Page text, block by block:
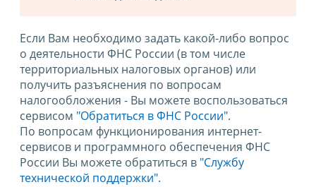
Если Вам необходимо задать какой-либо вопрос
о деятельности ФНС России (в том числе
территориальных налоговых органов) или
получить разъяснения по вопросам
налогообложения - Вы можете воспользоваться
сервисом "Обратиться в ФНС России".
По вопросам функционирования интернет-
сервисов и программного обеспечения ФНС
России Вы можете обратиться в "Службу
технической поддержки".